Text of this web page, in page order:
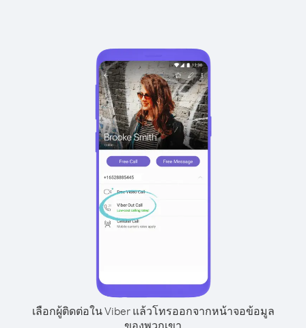
เลือกผู้ติดต่อใน Viber แล้วโทรออกจากหน้าจอข้อมูล
ของพวกเขา